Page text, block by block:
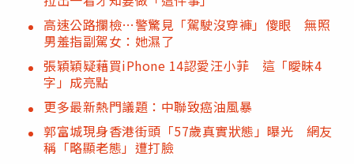
高速公路攔檢…警驚見「駕駛沒穿褲」傻眼 無照
男羞指副駕女：她濕了
張穎穎疑藉買iPhone 14認愛汪小菲 這「曖昧4
字」成亮點
更多最新熱門議題：中聯致癌油風暴
郭富城現身香港街頭「57歲真實狀態」曝光 網友
稱「略顯老態」遭打臉